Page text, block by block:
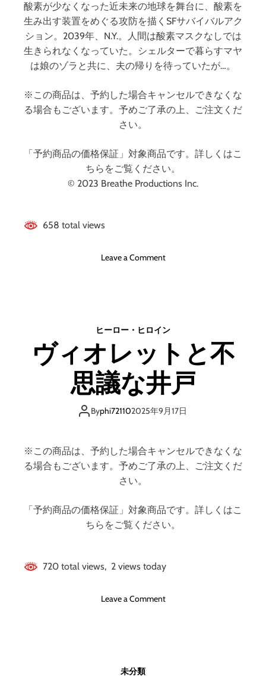
体
の
逆
襲
酸素が少なくなった近未来の地球を舞台に、酸素を
生み出す装置をめぐる攻防を描くSFサバイバルアク
ション。2039年、N.Y.。人間は酸素マスクなしでは
生きられなくなっていた。シェルターで暮らすマヤ
は娘のゾラと共に、夫の帰りを待っていたが…。
※この商品は、予約した場合キャンセルできなくな
る場合もございます。予めご了承の上、ご注文くだ
さい。
「予約商品の価格保証」対象商品です。詳しくはこ
ちらをご覧ください。
© 2023 Breathe Productions Inc.
658 total views
Leave a Commento
ヒーロー・ヒロイン
ヴィオレットと不
思議な井戸
Byphi721102025年9月17日
※この商品は、予約した場合キャンセルできなくな
る場合もございます。予めご了承の上、ご注文くだ
さい。
「予約商品の価格保証」対象商品です。詳しくはこ
ちらをご覧ください。
720 total views, 2 views today
Leave a Commento
未分類